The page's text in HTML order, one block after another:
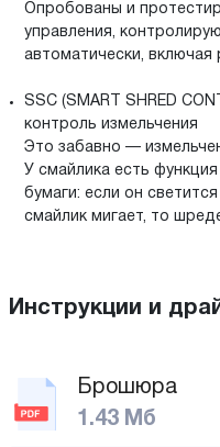
Опробованы и
управления,
автоматически,
SSC (SMART SHRED
контроль измельчения
Это забавно —
У смайлика есть
бумаги: если он
смайлик мигает, то
Инструкции и
Брошюра
1.43 Мб